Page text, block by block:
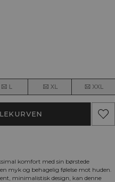
L XL XXL
komfort med sin børstede
myk og behagelig følelse mot huden.
minimalistisk design, kan denne